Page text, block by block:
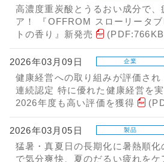
高濃度重炭酸とうるおい成分で
ア！ 『OFFROM スローリータ
トの香り』新発売
2026年03月09日 企業
健康経営への取り組みが評価さ
連続認定 特に優れた健康経営を
2026年度も高い評価を獲得
2026年03月05日 製品
猛暑・真夏日の長期化に暑熱順化
で気分爽快、夏のだるい疲れを